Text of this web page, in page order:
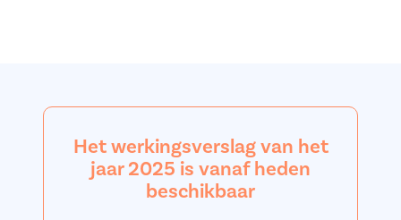
Het werkingsverslag van het
jaar 2025 is vanaf heden
beschikbaar